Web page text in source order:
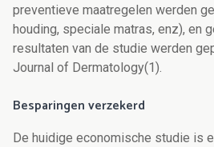
preventieve maatregelen werden
houding, speciale matras, enz), en
resultaten van de studie werden
Journal of Dermatology(1).
Besparingen verzekerd
De huidige economische studie is